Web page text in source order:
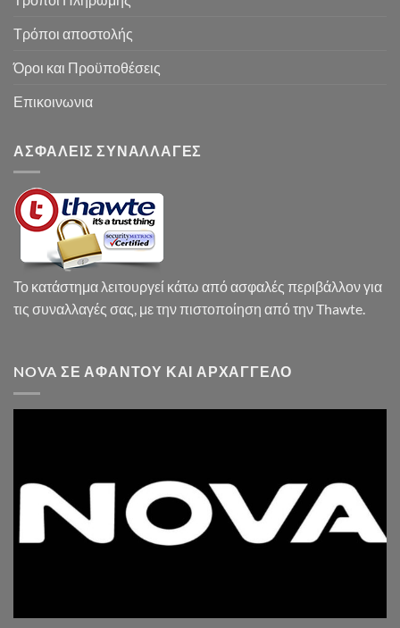
Τρόποι αποστολής
Όροι και Προϋποθέσεις
Επικοινωνια
ΑΣΦΑΛΕΙΣ ΣΥΝΑΛΛΑΓΕΣ
Το κατάστημα λειτουργεί κάτω από ασφαλές περιβάλλον για
τις συναλλαγές σας, με την πιστοποίηση από την Thawte.
NOVA ΣΕ ΑΦΆΝΤΟΥ ΚΑΙ ΑΡΧΆΓΓΕΛΟ